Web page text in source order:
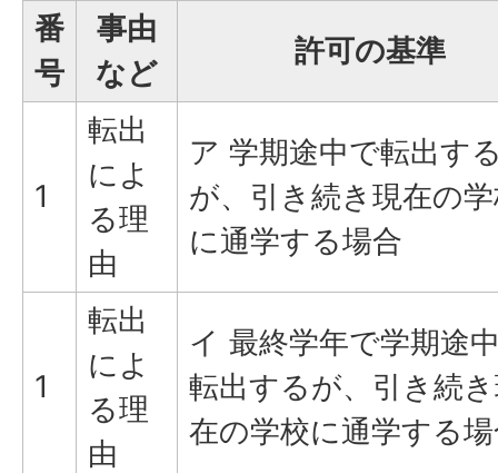
番
号
事由
など
許可の基準
1
転出
によ
る理
由
ア 学期途中で転出す
が、引き続き現在の
に通学する場合
1
転出
によ
る理
由
イ 最終学年で学期途
転出するが、引き続
在の学校に通学する